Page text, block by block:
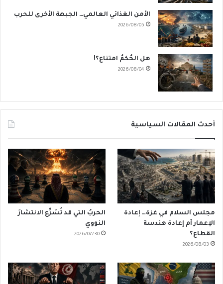
الأمن الغذائي العالمي… الجبهة الأخرى للحرب
2026/08/05
هل الحُكمُ امتناع؟!
2026/08/04
أحدث المقالات السياسية
مجلس السلام في غزة… إعادة
الإعمار أم إعادة هندسة
القطاع؟
2026/08/03
الحربُ التي قد تُسَرِّع الانتشارَ
النووي
2026/07/30